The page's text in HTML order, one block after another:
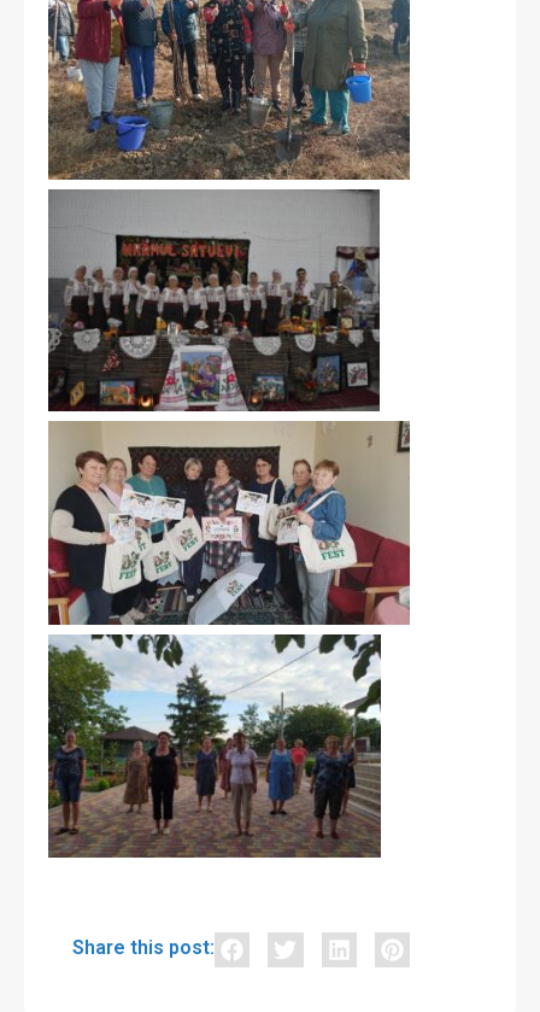
Share this post: